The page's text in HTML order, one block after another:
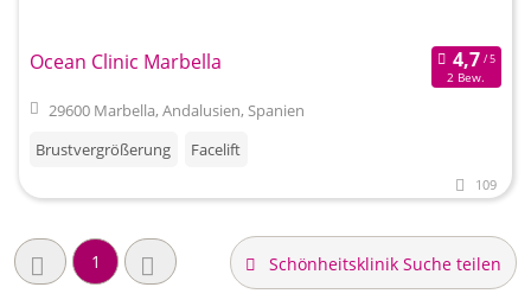
Ocean Clinic Marbella
2 Bew.
29600 Marbella, Andalusien, Spanien
Brustvergrößerung
Facelift
109
1 Schönheitsklinik Suche teilen